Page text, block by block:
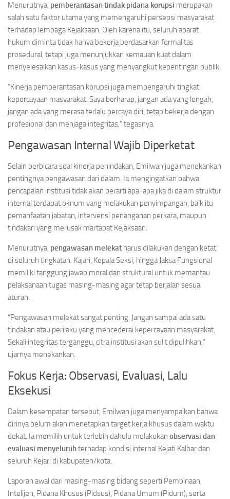
Menurutnya, pemberantasan tindak pidana korupsi merupakan
salah satu faktor utama yang memengaruhi persepsi masyarakat
terhadap lembaga Kejaksaan. Oleh karena itu, seluruh aparat
hukum diminta tidak hanya bekerja berdasarkan formalitas
prosedural, tetapi juga menunjukkan kemauan kuat dalam
menyelesaikan kasus-kasus yang menyangkut kepentingan publik.
“Kinerja pemberantasan korupsi juga mempengaruhi tingkat
kepercayaan masyarakat. Saya berharap, jangan ada yang lengah,
jangan ada yang merasa terlalu percaya diri, tetap bekerja dengan
profesional dan menjaga integritas,” tegasnya.
Pengawasan Internal Wajib Diperketat
Selain berbicara soal kinerja penindakan, Emilwan juga menekankan
pentingnya pengawasan dari dalam. Ia mengingatkan bahwa
pencapaian institusi tidak akan berarti apa-apa jika di dalam struktur
internal terdapat oknum yang melakukan penyimpangan, baik itu
pemanfaatan jabatan, intervensi penanganan perkara, maupun
tindakan yang merusak martabat Kejaksaan.
Menurutnya, pengawasan melekat harus dilakukan dengan ketat
di seluruh tingkatan. Kajari, Kepala Seksi, hingga Jaksa Fungsional
memiliki tanggung jawab moral dan struktural untuk memantau
pelaksanaan tugas masing-masing agar tetap berjalan sesuai
aturan.
“Pengawasan melekat sangat penting. Jangan sampai ada satu
tindakan atau perilaku yang mencederai kepercayaan masyarakat.
Sekali integritas terganggu, citra institusi akan sulit dipulihkan,”
ujarnya menekankan.
Fokus Kerja: Observasi, Evaluasi, Lalu
Eksekusi
Dalam kesempatan tersebut, Emilwan juga menyampaikan bahwa
dirinya belum akan menetapkan target kerja khusus dalam waktu
dekat. Ia memilih untuk terlebih dahulu melakukan observasi dan
evaluasi menyeluruhterhadap kondisi internal Kejati Kalbar dan
seluruh Kejari di kabupaten/kota.
Laporan awal dari masing-masing bidang seperti Pembinaan,
Intelijen, Pidana Khusus (Pidsus), Pidana Umum (Pidum), serta